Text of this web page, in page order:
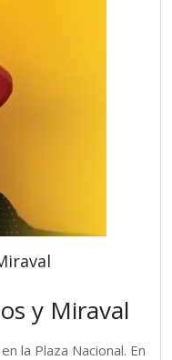
y Miraval
la Plaza Nacional. En